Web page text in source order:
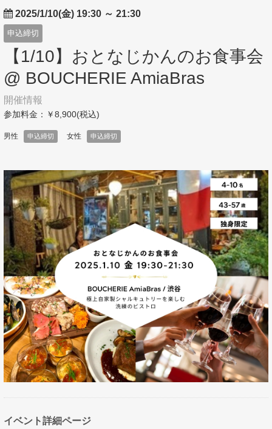
2025/1/10(金) 19:30 ～ 21:30
申込締切
【1/10】おとなじかんのお食事会
@ BOUCHERIE AmiaBras
開催情報
参加料金：￥8,900(税込)
男性 申込締切 女性 申込締切
イベント詳細ページ